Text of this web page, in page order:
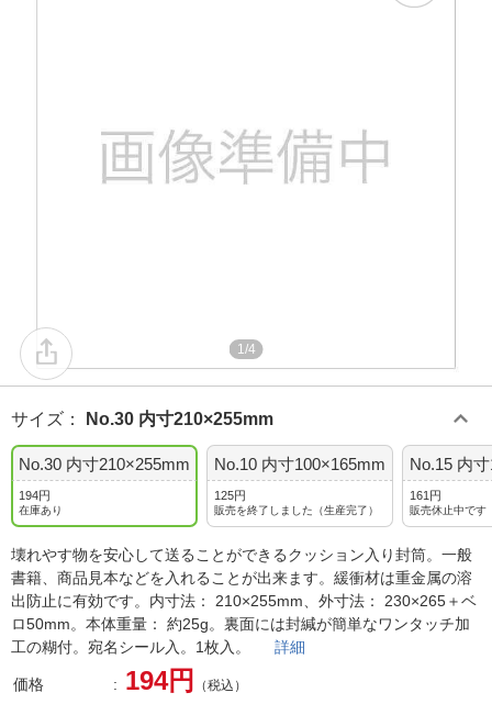
1/4
サイズ ： No.30 内寸210×255mm
No.30 内寸210×255mm
194円
在庫あり
No.10 内寸100×165mm
125円
販売を終了しました（生産完了）
No.15 内
161円
販売休止中です
壊れやす物を安心して送ることができるクッション入り封筒。一般
書籍、商品見本などを入れることが出来ます。緩衝材は重金属の溶
出防止に有効です。内寸法： 210×255mm、外寸法： 230×265＋ベ
ロ50mm。本体重量： 約25g。裏面には封緘が簡単なワンタッチ加
工の糊付。宛名シール入。1枚入。 詳細
価格 194円 （税込）